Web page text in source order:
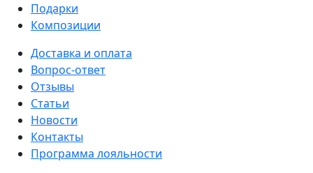
Подарки
Композиции
Доставка и оплата
Вопрос-ответ
Отзывы
Статьи
Новости
Контакты
Программа лояльности